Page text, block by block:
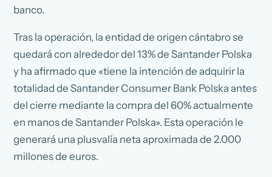
banco.
Tras la operación, la entidad de origen cántabro se
quedará con alrededor del 13% de Santander Polska
y ha afirmado que «tiene la intención de adquirir la
totalidad de Santander Consumer Bank Polska antes
del cierre mediante la compra del 60% actualmente
en manos de Santander Polska». Esta operación le
generará una plusvalía neta aproximada de 2.000
millones de euros.